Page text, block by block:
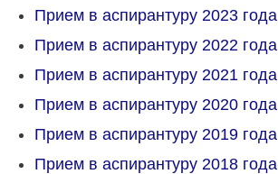
Прием в аспирантуру 2023 года
Прием в аспирантуру 2022 года
Прием в аспирантуру 2021 года
Прием в аспирантуру 2020 года
Прием в аспирантуру 2019 года
Прием в аспирантуру 2018 года